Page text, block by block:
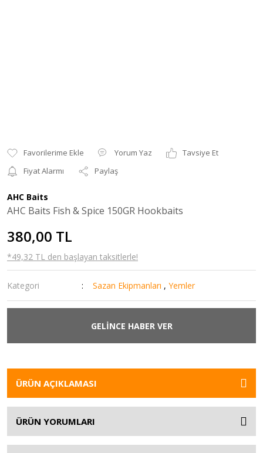
Yorum Yaz
Tavsiye Et
Fiyat Alarmı
Paylaş
AHC Baits
AHC Baits Fish & Spice 150GR Hookbaits
380,00 TL
*49,32 TL den başlayan taksitlerle!
Kategori Sazan Ekipmanları ,Yemler
GELİNCE HABER VER
ÜRÜN AÇIKLAMASI
ÜRÜN YORUMLARI